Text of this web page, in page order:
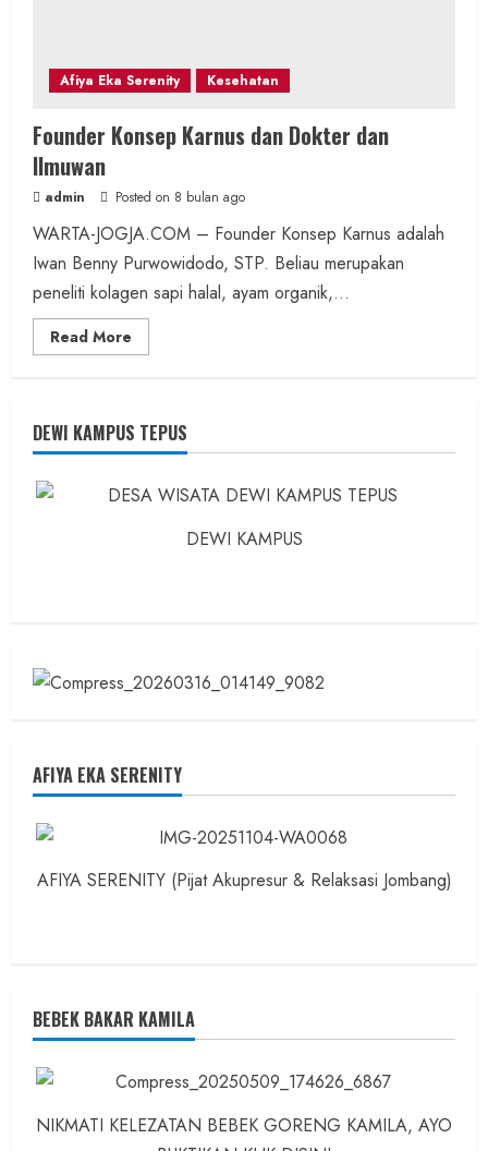
Afiya Eka Serenity Kesehatan
Founder Konsep Karnus dan Dokter dan
Ilmuwan
admin Posted on 8 bulan ago
WARTA-JOGJA.COM – Founder Konsep Karnus adalah
Iwan Benny Purwowidodo, STP. Beliau merupakan
peneliti kolagen sapi halal, ayam organik,...
Read More
more
dan
Dokter
dan
DEWI KAMPUS TEPUS
DEWI KAMPUS
AFIYA EKA SERENITY
AFIYA SERENITY (Pijat Akupresur & Relaksasi Jombang)
BEBEK BAKAR KAMILA
NIKMATI KELEZATAN BEBEK GORENG KAMILA, AYO